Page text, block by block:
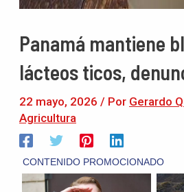
Panamá mantiene
lácteos ticos,
22 mayo, 2026 / Por Gerardo
Agricultura